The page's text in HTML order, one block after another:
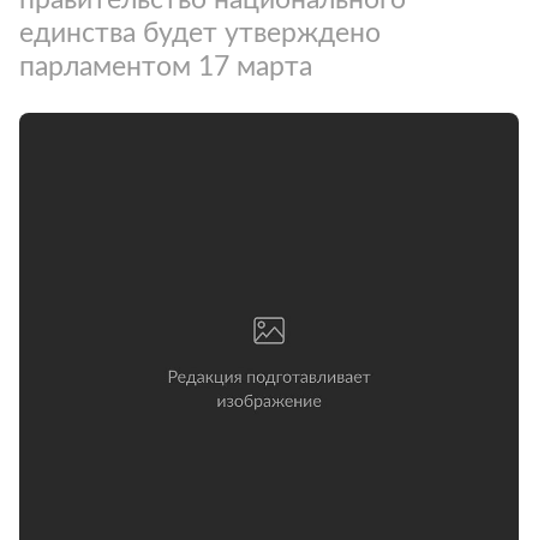
единства будет утверждено
парламентом 17 марта